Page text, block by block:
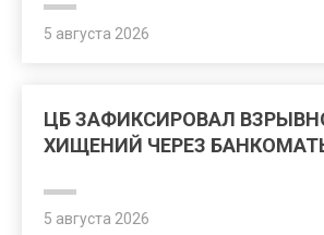
5 августа 2026
ЦБ ЗАФИКСИРОВАЛ
ХИЩЕНИЙ ЧЕРЕЗ
5 августа 2026